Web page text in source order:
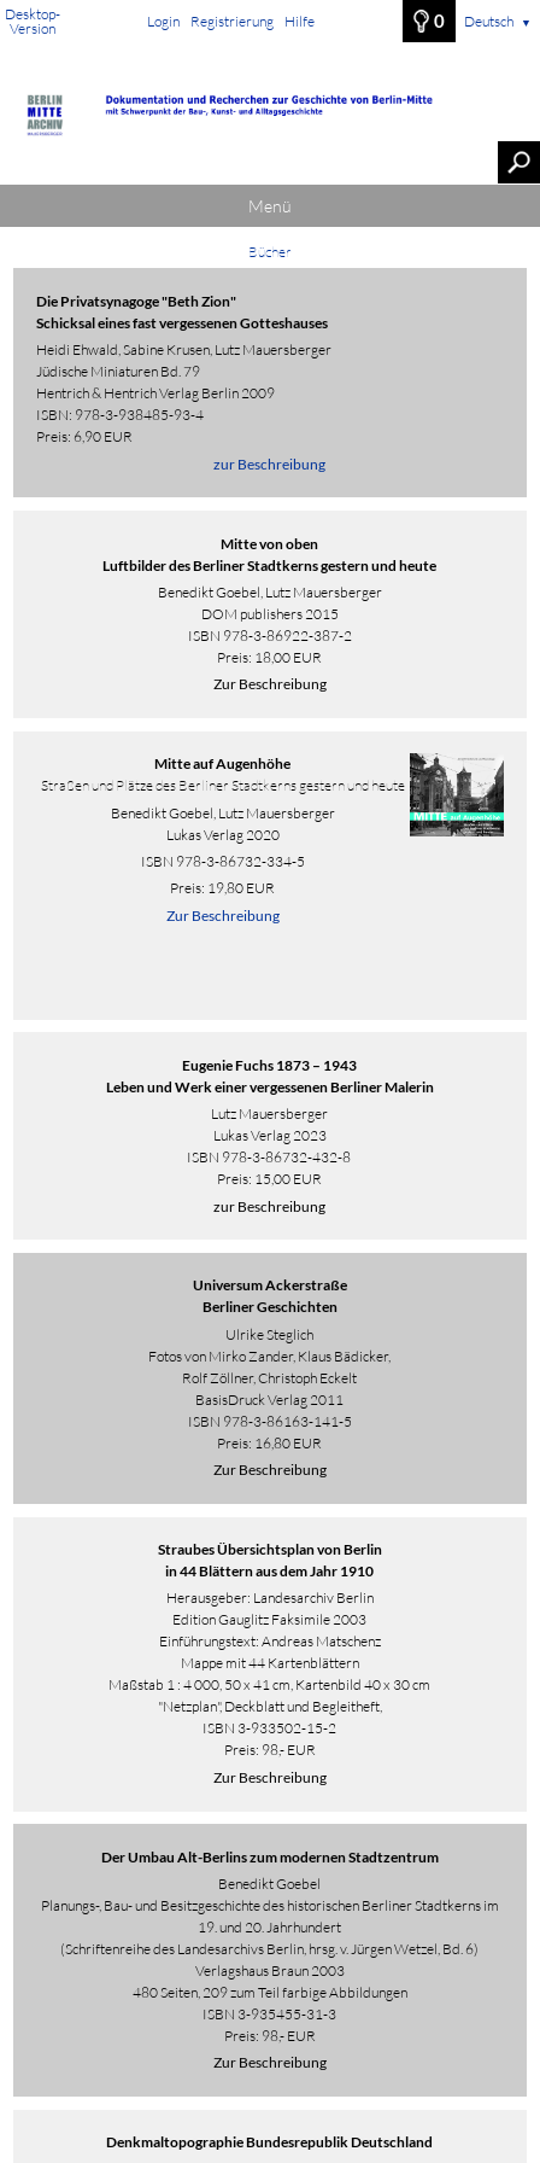
Desktop-
Version
Login Registrierung Hilfe 0 Deutsch ▼
Menü
Bücher
Die Privatsynagoge "Beth Zion"
Schicksal eines fast vergessenen Gotteshauses
Heidi Ehwald, Sabine Krusen, Lutz Mauersberger
Jüdische Miniaturen Bd. 79
Hentrich & Hentrich Verlag Berlin 2009
ISBN: 978-3-938485-93-4
Preis: 6,90 EUR
zur Beschreibung
Mitte von oben
Luftbilder des Berliner Stadtkerns gestern und heute
Benedikt Goebel, Lutz Mauersberger
DOM publishers 2015
ISBN 978-3-86922-387-2
Preis: 18,00 EUR
Zur Beschreibung
Mitte auf Augenhöhe
Straßen und Plätze des Berliner Stadtkerns gestern und heute
Benedikt Goebel, Lutz Mauersberger
Lukas Verlag 2020
ISBN 978-3-86732-334-5
Preis: 19,80 EUR
Zur Beschreibung
Eugenie Fuchs 1873 – 1943
Leben und Werk einer vergessenen Berliner Malerin
Lutz Mauersberger
Lukas Verlag 2023
ISBN 978-3-86732-432-8
Preis: 15,00 EUR
zur Beschreibung
Universum Ackerstraße
Berliner Geschichten
Ulrike Steglich
Fotos von Mirko Zander, Klaus Bädicker,
Rolf Zöllner, Christoph Eckelt
BasisDruck Verlag 2011
ISBN 978-3-86163-141-5
Preis: 16,80 EUR
Zur Beschreibung
Straubes Übersichtsplan von Berlin
in 44 Blättern aus dem Jahr 1910
Herausgeber: Landesarchiv Berlin
Edition Gauglitz Faksimile 2003
Einführungstext: Andreas Matschenz
Mappe mit 44 Kartenblättern
Maßstab 1 : 4 000, 50 x 41 cm, Kartenbild 40 x 30 cm
"Netzplan", Deckblatt und Begleitheft,
ISBN 3-933502-15-2
Preis: 98,- EUR
Zur Beschreibung
Der Umbau Alt-Berlins zum modernen Stadtzentrum
Benedikt Goebel
Planungs-, Bau- und Besitzgeschichte des historischen Berliner Stadtkerns im
19. und 20. Jahrhundert
(Schriftenreihe des Landesarchivs Berlin, hrsg. v. Jürgen Wetzel, Bd. 6)
Verlagshaus Braun 2003
480 Seiten, 209 zum Teil farbige Abbildungen
ISBN 3-935455-31-3
Preis: 98,- EUR
Zur Beschreibung
Denkmaltopographie Bundesrepublik Deutschland